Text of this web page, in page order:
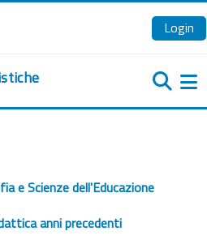
Login
e Scienze dell'Educazione
anni precedenti